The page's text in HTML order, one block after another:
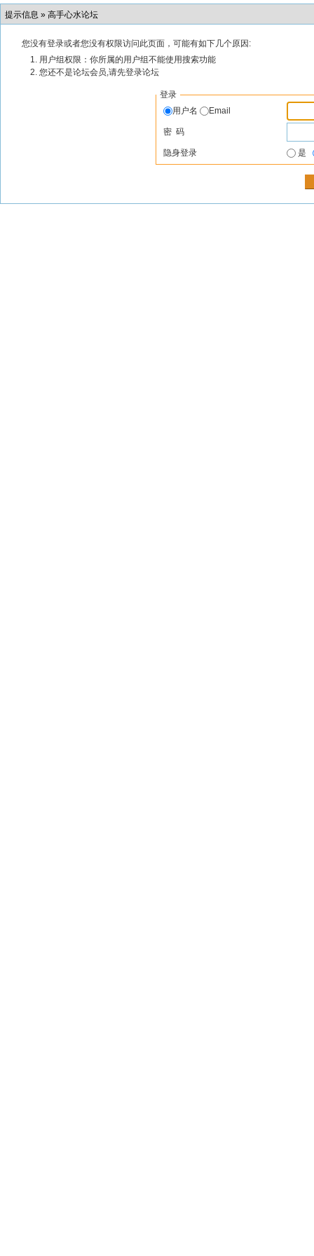
提示信息 » 高手心水论坛
您没有登录或者您没有权限访问此页面，可能有如下几个原因:
用户组权限：你所属的用户组不能使用搜索功能
您还不是论坛会员,请先登录论坛
登录
用户名
Email
密 码
隐身登录 是